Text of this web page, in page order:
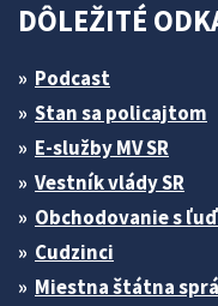
DÔLEŽITÉ
Podcast
Stan sa policajtom
E-služby MV SR
Vestník vlády SR
Obchodovanie s
Cudzinci
Miestna štátna